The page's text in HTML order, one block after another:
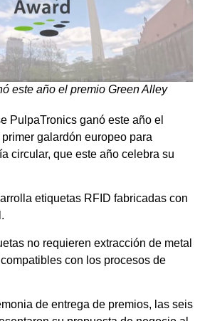
este año el premio Green Alley
PulpaTronics ganó este año el
galardón europeo para
circular, que este año celebra su
etiquetas RFID fabricadas con
no requieren extracción de metal
con los procesos de
de entrega de premios, las seis